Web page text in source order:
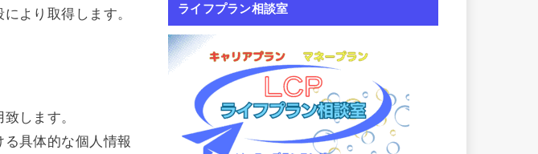
より取得します。
します。
具体的な個人情報
ライフプラン相談室